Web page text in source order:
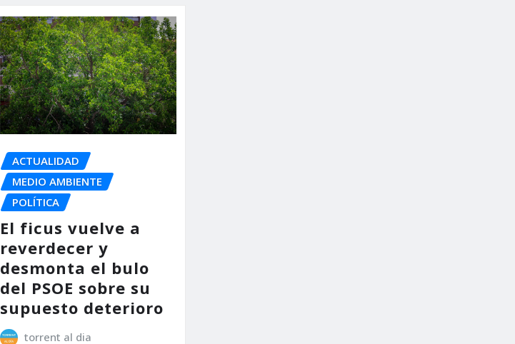
ACTUALIDAD
MEDIO AMBIENTE
POLÍTICA
El ficus vuelve a
reverdecer y
desmonta el bulo
del PSOE sobre su
supuesto deterioro
torrent al dia